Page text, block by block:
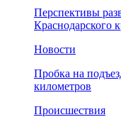
Перспективы
Краснодарского
Новости
Пробка на
километров
Происшествия